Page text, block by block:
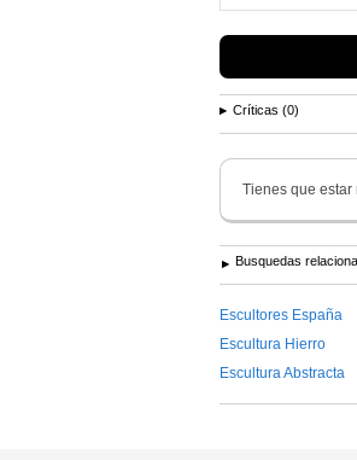
Críticas (0)
Tienes que
Busquedas
Escultores España
Escultura Hierro
Escultura Abstracta